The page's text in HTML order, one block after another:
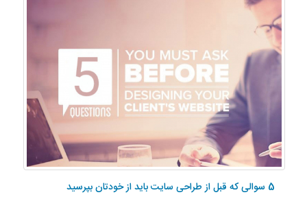
5 سوالی که قبل از طراحی سایت باید از خودتان بپرسید